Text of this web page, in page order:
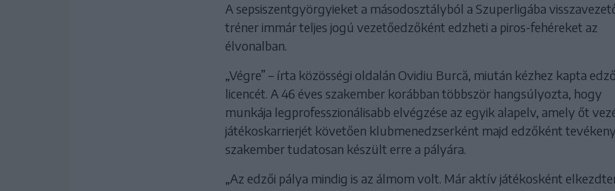
A sepsiszentgyörgyieket a másodosztályból a Szuperligába
tréner immár teljes jogú vezetőedzőként edzheti a piros-fehéreket az
élvonalban.
„Végre” – írta közösségi oldalán Ovidiu Burcă, miután kézhez kapta
licencét. A 46 éves szakember korábban többször hangsúlyozta, hogy
munkája legprofesszionálisabb elvégzése az egyik alapelv, amely őt
játékoskarrierjét követően klubmenedzserként majd edzőként
szakember tudatosan készült erre a pályára.
„Az edzői pálya mindig is az álmom volt. Már aktív játékosként